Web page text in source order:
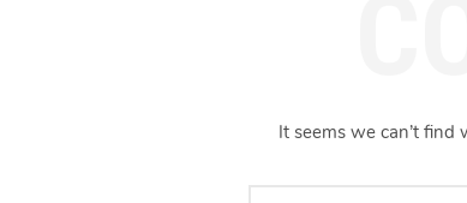
It seems we can’t find